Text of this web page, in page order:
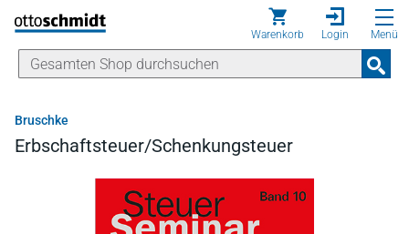
Direkt zum Inhalt
Warenkorb Login Menü
Bruschke
Erbschaftsteuer/Schenkungsteuer